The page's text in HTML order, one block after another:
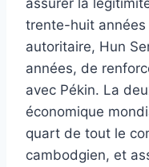
trente-huit années
autoritaire, Hun
années, de
avec Pékin. La
économique
quart de tout le
cambodgien, et